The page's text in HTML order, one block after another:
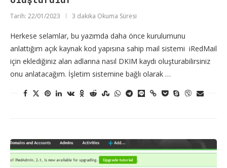
Tarih: 22/01/2023 3 dakika Okuma Süresi
Herkese selamlar, bu yazımda daha önce kurulumunu
anlattığım açık kaynak kod yapısına sahip mail sistemi iRedMail
için eklediğiniz alan adlarına nasıl DKIM kaydı oluşturabilirsiniz
onu anlatacağım. İşletim sistemine bağlı olarak …